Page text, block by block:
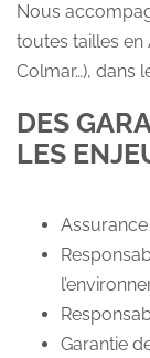
Nous
toutes tailles en
Colmar…), dans
DES
LES
Garantie